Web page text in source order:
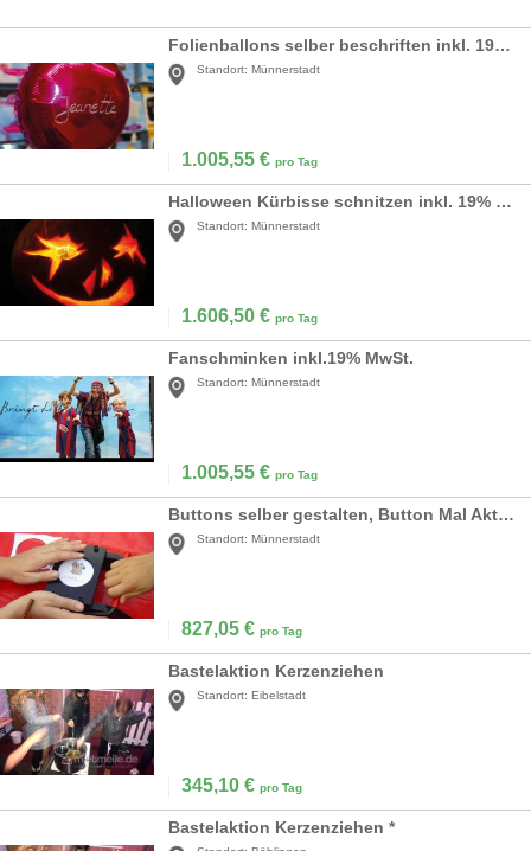
Folienballons selber beschriften inkl. 19% MwSt.
Standort: Münnerstadt
1.005,55 € pro Tag
Halloween Kürbisse schnitzen inkl. 19% MwSt.
Standort: Münnerstadt
1.606,50 € pro Tag
Fanschminken inkl.19% MwSt.
Standort: Münnerstadt
1.005,55 € pro Tag
Buttons selber gestalten, Button Mal Aktion inkl. 19% MwSt.
Standort: Münnerstadt
827,05 € pro Tag
Bastelaktion Kerzenziehen
Standort: Eibelstadt
345,10 € pro Tag
Bastelaktion Kerzenziehen *